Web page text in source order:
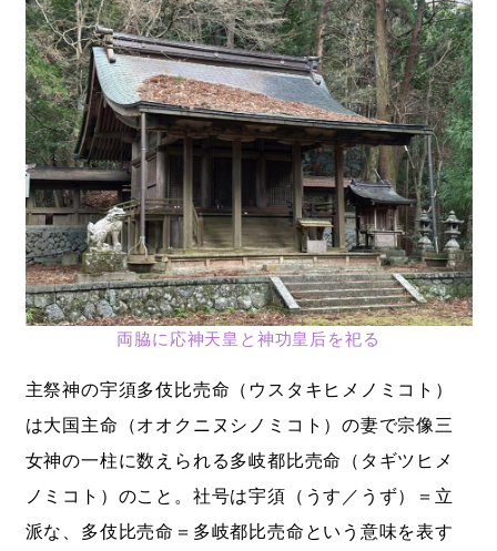
両脇に応神天皇と神功皇后を祀る
主祭神の宇須多伎比売命（ウスタキヒメノミコト）
は大国主命（オオクニヌシノミコト）の妻で宗像三
女神の一柱に数えられる多岐都比売命（タギツヒメ
ノミコト）のこと。社号は宇須（うす／うず）＝立
派な、多伎比売命＝多岐都比売命という意味を表す